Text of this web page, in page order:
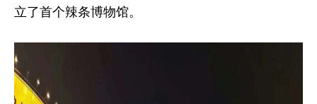
立了首个辣条博物馆。